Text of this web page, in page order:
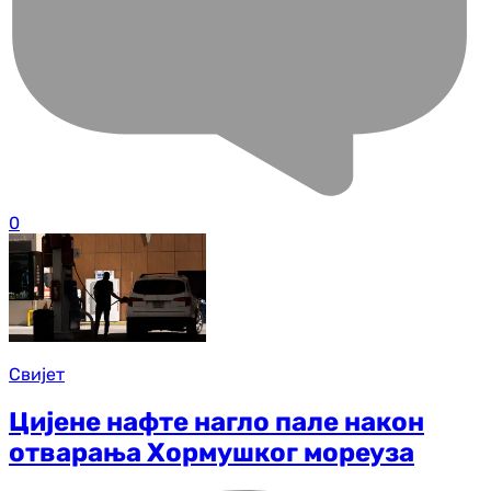
0
Свијет
Цијене нафте нагло пале након
отварања Хормушког мореуза